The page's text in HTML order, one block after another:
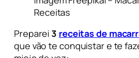
Receitas
Preparei3 receitas de
que vão te conquistar e te